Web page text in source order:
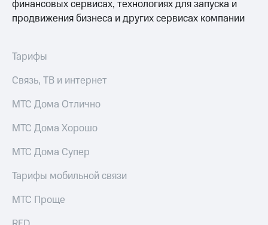
финансовых сервисах, технологиях для запуска и
продвижения бизнеса и других сервисах компании
Тарифы
Связь, ТВ и интернет
МТС Дома Отлично
МТС Дома Хорошо
МТС Дома Супер
Тарифы мобильной связи
МТС Проще